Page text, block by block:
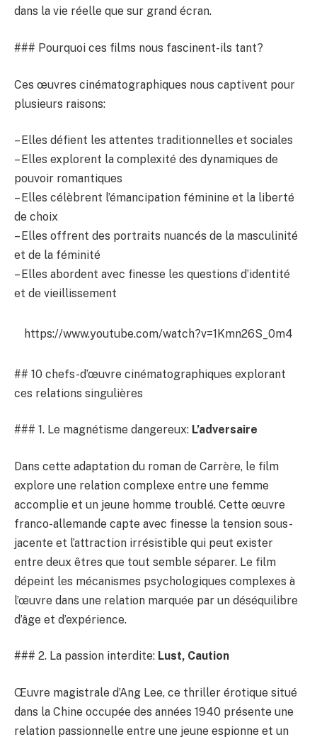
dans la vie réelle que sur grand écran.
### Pourquoi ces films nous fascinent-ils tant?
Ces œuvres cinématographiques nous captivent pour
plusieurs raisons:
– Elles défient les attentes traditionnelles et sociales
– Elles explorent la complexité des dynamiques de
pouvoir romantiques
– Elles célèbrent l’émancipation féminine et la liberté
de choix
– Elles offrent des portraits nuancés de la masculinité
et de la féminité
– Elles abordent avec finesse les questions d’identité
et de vieillissement
https://www.youtube.com/watch?v=1Kmn26S_0m4
## 10 chefs-d’œuvre cinématographiques explorant
ces relations singulières
### 1. Le magnétisme dangereux: L’adversaire
Dans cette adaptation du roman de Carrère, le film
explore une relation complexe entre une femme
accomplie et un jeune homme troublé. Cette œuvre
franco-allemande capte avec finesse la tension sous-
jacente et l’attraction irrésistible qui peut exister
entre deux êtres que tout semble séparer. Le film
dépeint les mécanismes psychologiques complexes à
l’œuvre dans une relation marquée par un déséquilibre
d’âge et d’expérience.
### 2. La passion interdite: Lust, Caution
Œuvre magistrale d’Ang Lee, ce thriller érotique situé
dans la Chine occupée des années 1940 présente une
relation passionnelle entre une jeune espionne et un